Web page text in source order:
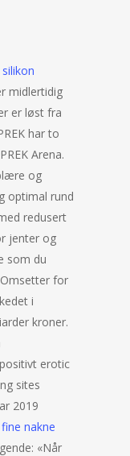
midlertidig
er løst fra
har to
Arena.
og
optimal rund
redusert
jenter og
som du
for
i
kroner.
erotic
sites
2019
nakne
«Når